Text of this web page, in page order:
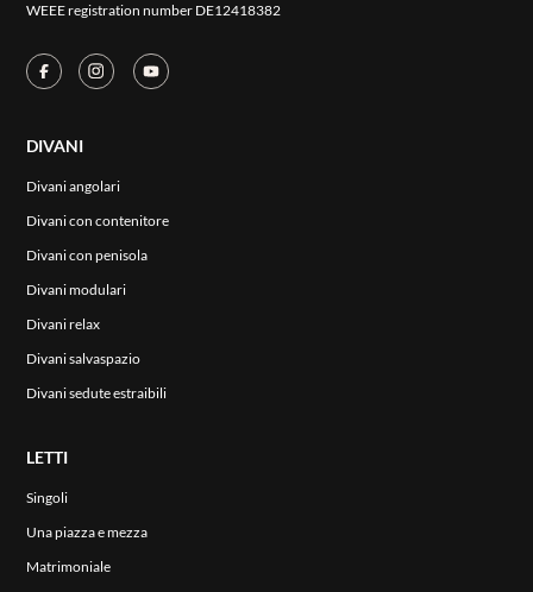
WEEE registration number DE12418382
DIVANI
Divani angolari
Divani con contenitore
Divani con penisola
Divani modulari
Divani relax
Divani salvaspazio
Divani sedute estraibili
LETTI
Singoli
Una piazza e mezza
Matrimoniale